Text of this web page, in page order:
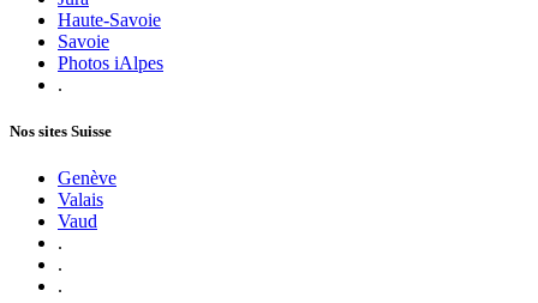
Haute-Savoie
Savoie
Photos iAlpes
.
Nos sites Suisse
Genève
Valais
Vaud
.
.
.